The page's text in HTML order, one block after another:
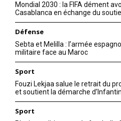
Mondial 2030 : la FIFA dément
Casablanca en échange du
Défense
Sebta et Melilla : l’armée
militaire face au Maroc
Sport
Fouzi Lekjaa salue le retrait du
et soutient la démarche
Sport